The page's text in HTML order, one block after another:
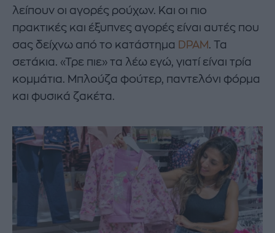
λείπουν οι αγορές ρούχων. Και οι πιο
πρακτικές και έξυπνες αγορές είναι αυτές που
σας δείχνω από το κατάστημα DPAM. Τα
σετάκια. «Τρε πιε» τα λέω εγώ, γιατί είναι τρία
κομμάτια. Μπλούζα φούτερ, παντελόνι φόρμα
και φυσικά ζακέτα.